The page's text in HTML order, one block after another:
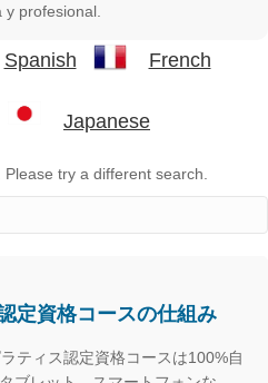
y profesional.
Spanish French
Japanese
try a different search.
定資格コースの仕組み
ティス認定資格コースは100%自